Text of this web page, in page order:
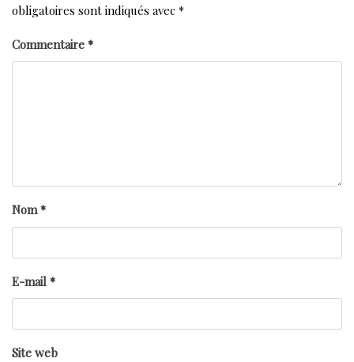
obligatoires sont indiqués avec *
Commentaire *
Nom*
E-mail *
Site web